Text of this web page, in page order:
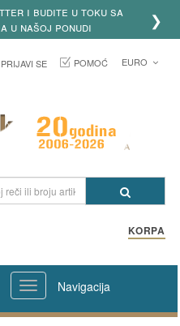
i budite u toku sa
u našoj ponudi
❯
PRIJAVI SE POMOĆ EURO
KORPA
Navigacija